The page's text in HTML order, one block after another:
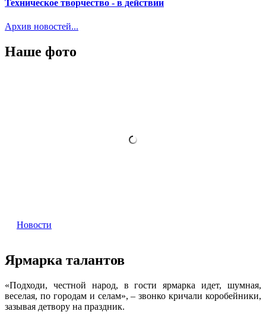
Техническое творчество - в действии
Архив новостей...
Наше фото
Новости
Ярмарка талантов
«Подходи, честной народ, в гости ярмарка идет, шумная,
веселая, по городам и селам», – звонко кричали коробейники,
зазывая детвору на праздник.